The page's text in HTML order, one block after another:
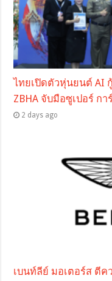
ไทยเปิดตัวหุ่นยนต์ AI
ZBHA จับมือซูเปอร์ กา
2 days ago
เบนท์ลีย์ มอเตอร์ส ตีค